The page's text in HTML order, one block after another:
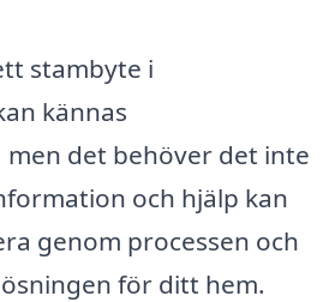
stambyte i
kännas
det behöver det inte
och hjälp kan
genom processen och
för ditt hem.